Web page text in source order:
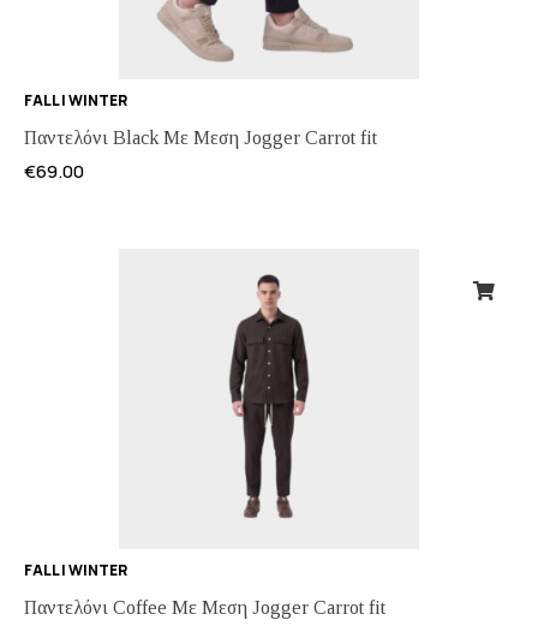
FALL | WINTER
Παντελόνι Black Με Μεση Jogger Carrot fit
€69.00
FALL | WINTER
Παντελόνι Coffee Με Μεση Jogger Carrot fit